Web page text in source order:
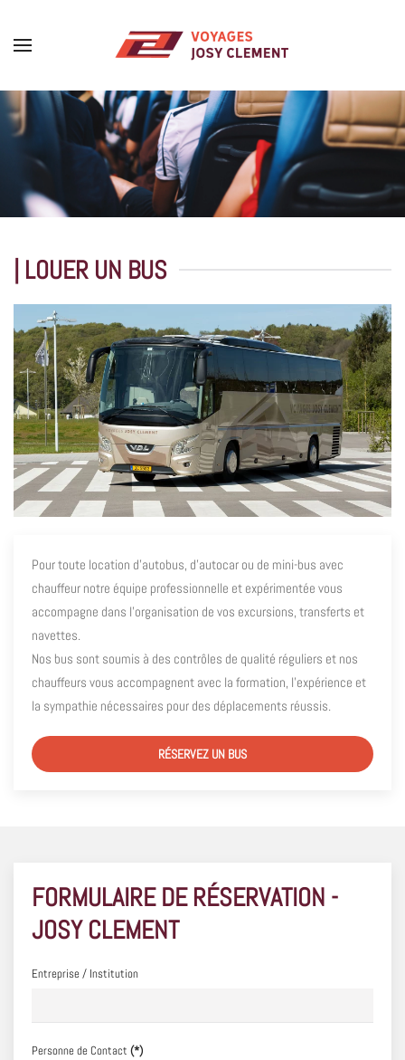
Skip to main content
| LOUER UN BUS
Pour toute location d’autobus, d’autocar ou de mini-bus avec
chauffeur notre équipe professionnelle et expérimentée vous
accompagne dans l’organisation de vos excursions, transferts et
navettes.
Nos bus sont soumis à des contrôles de qualité réguliers et nos
chauffeurs vous accompagnent avec la formation, l’expérience et
la sympathie nécessaires pour des déplacements réussis.
RÉSERVEZ UN BUS
FORMULAIRE DE RÉSERVATION -
JOSY CLEMENT
Entreprise / Institution
Personne de Contact (*)